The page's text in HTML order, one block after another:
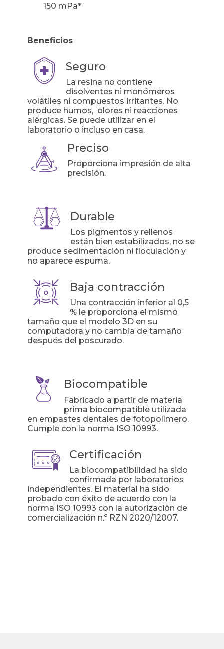
150 mPa*
Beneficios
Seguro
La resina no contiene
disolventes ni monómeros
volátiles ni compuestos irritantes. No
produce humos, olores ni reacciones
alérgicas. Se puede utilizar en el
laboratorio o incluso en casa.
Preciso
Proporciona impresión de alta
precisión.
Durable
Los pigmentos y rellenos
están bien estabilizados, no se
produce sedimentación ni floculación y
no aparece espuma.
Baja contracción
Una contracción inferior al 0,5
% le proporciona el mismo
tamaño que el modelo 3D en su
computadora y no cambia de tamaño
después del poscurado.
Biocompatible
Fabricado a partir de materia
prima biocompatible utilizada
en empastes dentales de fotopolímero.
Cumple con la norma ISO 10993.
Certificación
La biocompatibilidad ha sido
confirmada por laboratorios
independientes. El material ha sido
probado con éxito de acuerdo con la
norma ISO 10993 con la autorización de
comercialización n.º RZN 2020/12007.